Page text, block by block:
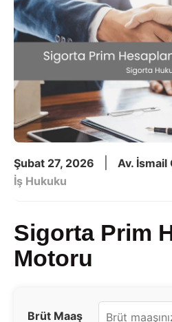
Şubat 27, 2026 Av. İsmail
İş Hukuku
Sigorta Prim
Motoru
Brüt Maaş